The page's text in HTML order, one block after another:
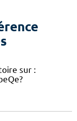
sur :